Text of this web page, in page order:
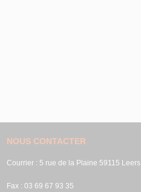
NOUS CONTACTER
Courrier : 5 rue de la Plaine 59115 Leers
Fax : 03 69 67 93 35